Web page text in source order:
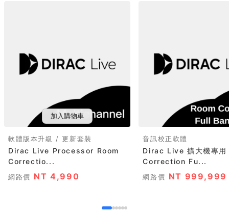
加入購物車
軟體版本升級 / 更新套裝
Dirac Live Processor Room
Correctio...
網路價 NT 4,990
音訊校正軟體
Dirac Live 擴大機專用
Correction Fu...
網路價 NT 999,999